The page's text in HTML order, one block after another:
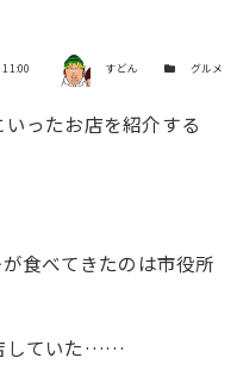
著者 すどん カテゴリー
グルメ
ったお店を紹介する
が食べてきたのは市役所
していた……